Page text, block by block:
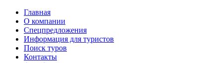
Главная
О компании
Спецпредложения
Информация для туристов
Поиск туров
Контакты